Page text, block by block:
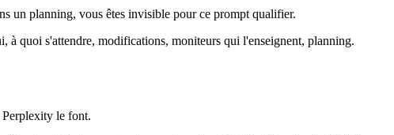
un planning, vous êtes invisible pour ce prompt qualifier.
à quoi s'attendre, modifications, moniteurs qui l'enseignent, planning.
Perplexity le font.